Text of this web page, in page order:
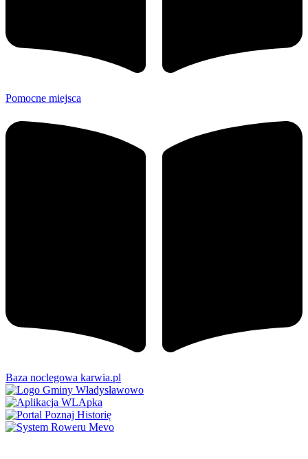
Pomocne miejsca
Baza noclegowa karwia.pl